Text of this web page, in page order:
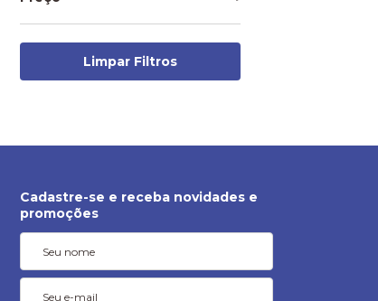
Limpar Filtros
Cadastre-se e receba novidades e
promoções